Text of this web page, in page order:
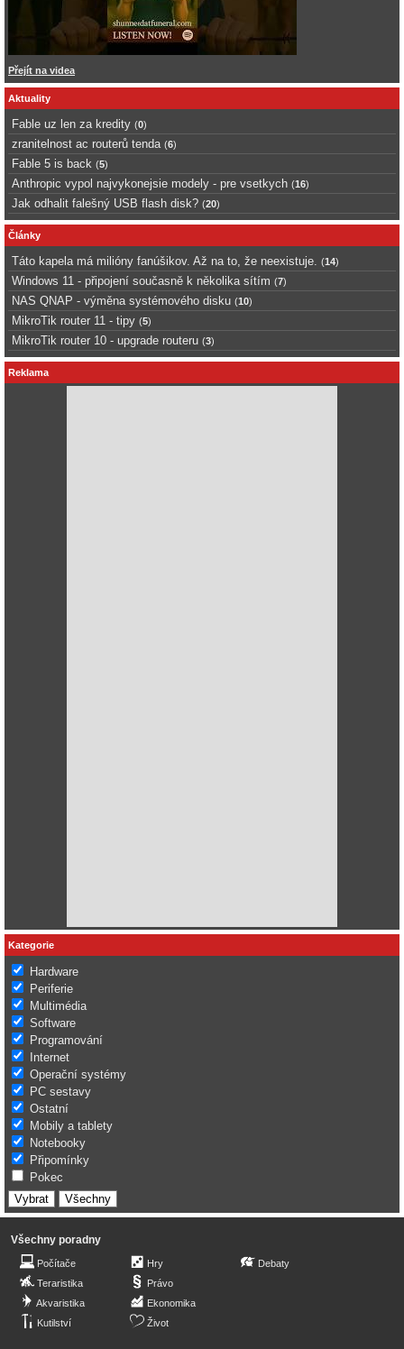
Přejít na videa
Aktuality
Fable uz len za kredity (0)
zranitelnost ac routerů tenda (6)
Fable 5 is back (5)
Anthropic vypol najvykonejsie modely - pre vsetkych (16)
Jak odhalit falešný USB flash disk? (20)
Články
Táto kapela má milióny fanúšikov. Až na to, že neexistuje. (14)
Windows 11 - připojení současně k několika sítím (7)
NAS QNAP - výměna systémového disku (10)
MikroTik router 11 - tipy (5)
MikroTik router 10 - upgrade routeru (3)
Reklama
Kategorie
Hardware
Periferie
Multimédia
Software
Programování
Internet
Operační systémy
PC sestavy
Ostatní
Mobily a tablety
Notebooky
Připomínky
Pokec
Všechny poradny
Počítače
Teraristika
Akvaristika
Kutilství
Hry
Právo
Ekonomika
Život
Debaty